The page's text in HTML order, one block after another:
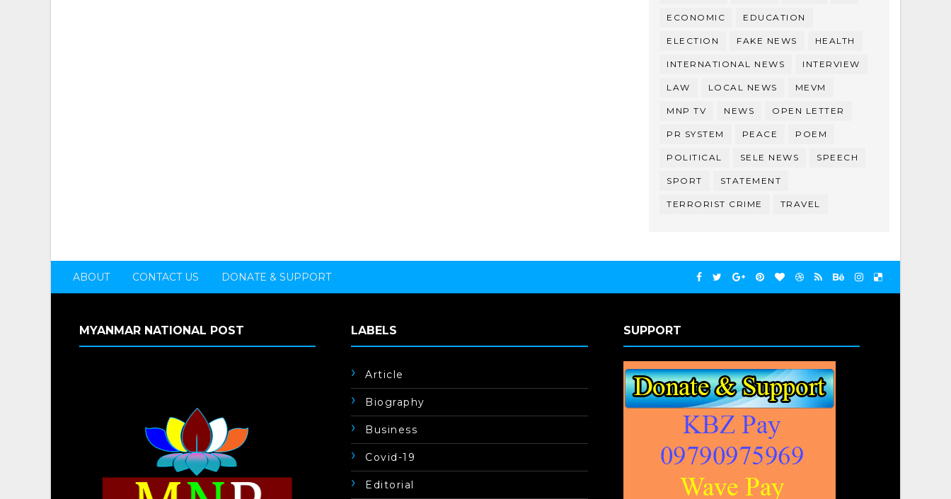
ECONOMIC EDUCATION
ELECTION FAKE NEWS HEALTH
INTERNATIONAL NEWS INTERVIEW
LAW LOCAL NEWS MEVM
MNP TV NEWS OPEN LETTER
PR SYSTEM PEACE POEM
POLITICAL SELE NEWS SPEECH
SPORT STATEMENT
TERRORIST CRIME TRAVEL
ABOUT CONTACT US DONATE & SUPPORT
MYANMAR NATIONAL POST LABELS
Article
Biography
Business
Covid-19
Editorial
SUPPORT